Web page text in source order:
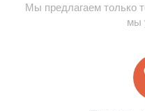
Мы предлагаем только
мы